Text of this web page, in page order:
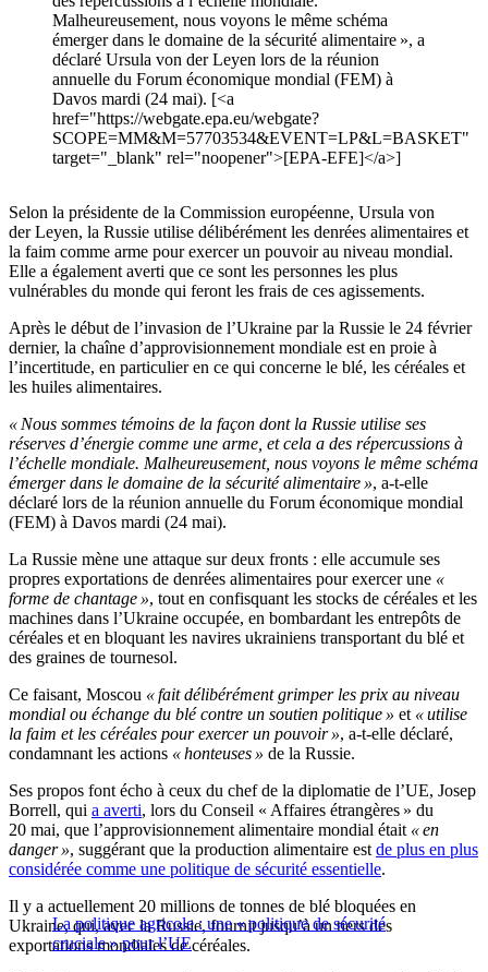
Malheureusement, nous voyons le même schéma
émerger dans le domaine de la sécurité alimentaire », a
déclaré Ursula von der Leyen lors de la réunion
annuelle du Forum économique mondial (FEM) à
Davos mardi (24 mai). [<a
href="https://webgate.epa.eu/webgate?
SCOPE=MM&M=57703534&EVENT=LP&L=BASKET"
target="_blank" rel="noopener">[EPA-EFE]</a>]
Selon la présidente de la Commission européenne, Ursula von
der Leyen, la Russie utilise délibérément les denrées alimentaires et
la faim comme arme pour exercer un pouvoir au niveau mondial.
Elle a également averti que ce sont les personnes les plus
vulnérables du monde qui feront les frais de ces agissements.
Après le début de l’invasion de l’Ukraine par la Russie le 24 février
dernier, la chaîne d’approvisionnement mondiale est en proie à
l’incertitude, en particulier en ce qui concerne le blé, les céréales et
les huiles alimentaires.
« Nous sommes témoins de la façon dont la Russie utilise ses
réserves d’énergie comme une arme, et cela a des répercussions à
l’échelle mondiale. Malheureusement, nous voyons le même schéma
émerger dans le domaine de la sécurité alimentaire », a-t-elle
déclaré lors de la réunion annuelle du Forum économique mondial
(FEM) à Davos mardi (24 mai).
La Russie mène une attaque sur deux fronts : elle accumule ses
propres exportations de denrées alimentaires pour exercer une «
forme de chantage », tout en confisquant les stocks de céréales et les
machines dans l’Ukraine occupée, en bombardant les entrepôts de
céréales et en bloquant les navires ukrainiens transportant du blé et
des graines de tournesol.
Ce faisant, Moscou « fait délibérément grimper les prix au niveau
mondial ou échange du blé contre un soutien politique » et « utilise
la faim et les céréales pour exercer un pouvoir », a-t-elle déclaré,
condamnant les actions « honteuses » de la Russie.
Ses propos font écho à ceux du chef de la diplomatie de l’UE, Josep
Borrell, qui a averti, lors du Conseil « Affaires étrangères » du
20 mai, que l’approvisionnement alimentaire mondial était « en
danger », suggérant que la production alimentaire est de plus en plus
considérée comme une politique de sécurité essentielle.
La politique agricole : une « politique de sécurité
cruciale » pour l’UE
Il y a actuellement 20 millions de tonnes de blé bloquées en
Ukraine, qui, avec la Russie, fournit jusqu’à un tiers des
exportations mondiales de céréales.